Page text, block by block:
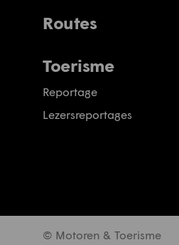
Routes
Toerisme
Reportage
Lezersreportages
© Motoren & Toerisme